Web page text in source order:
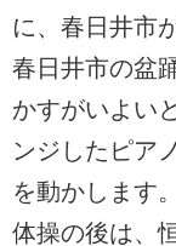
に、春日井市
春日井市の盆
かすがいよい
ンジしたピア
を動かします。
体操の後は、